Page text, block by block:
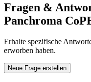
Fragen &
Panchroma
Erhalte spezifische
erworben haben.
Neue Frage erstellen